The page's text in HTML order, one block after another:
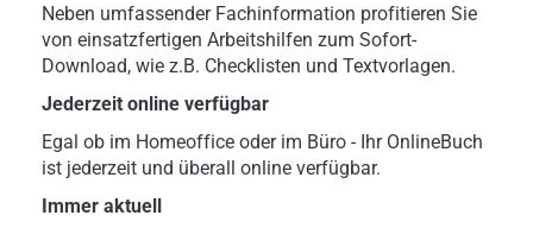
Neben umfassender Fachinformation profitieren Sie
von einsatzfertigen Arbeitshilfen zum Sofort-
Download, wie z.B. Checklisten und Textvorlagen.
Jederzeit online verfügbar
Egal ob im Homeoffice oder im Büro - Ihr OnlineBuch
ist jederzeit und überall online verfügbar.
Immer aktuell